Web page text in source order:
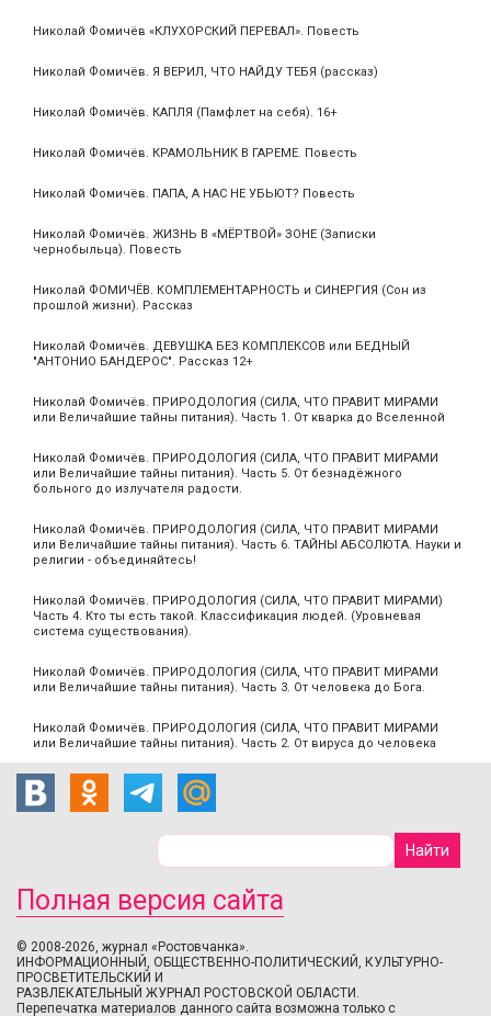
Николай Фомичёв «КЛУХОРСКИЙ ПЕРЕВАЛ». Повесть
Николай Фомичёв. Я ВЕРИЛ, ЧТО НАЙДУ ТЕБЯ (рассказ)
Николай Фомичёв. КАПЛЯ (Памфлет на себя). 16+
Николай Фомичёв. КРАМОЛЬНИК В ГАРЕМЕ. Повесть
Николай Фомичёв. ПАПА, А НАС НЕ УБЬЮТ? Повесть
Николай Фомичёв. ЖИЗНЬ В «МЁРТВОЙ» ЗОНЕ (Записки
чернобыльца). Повесть
Николай ФОМИЧЁВ. КОМПЛЕМЕНТАРНОСТЬ и СИНЕРГИЯ (Сон из
прошлой жизни). Рассказ
Николай Фомичёв. ДЕВУШКА БЕЗ КОМПЛЕКСОВ или БЕДНЫЙ
"АНТОНИО БАНДЕРОС". Рассказ 12+
Николай Фомичёв. ПРИРОДОЛОГИЯ (СИЛА, ЧТО ПРАВИТ МИРАМИ
или Величайшие тайны питания). Часть 1. От кварка до Вселенной
Николай Фомичёв. ПРИРОДОЛОГИЯ (СИЛА, ЧТО ПРАВИТ МИРАМИ
или Величайшие тайны питания). Часть 5. От безнадёжного
больного до излучателя радости.
Николай Фомичёв. ПРИРОДОЛОГИЯ (СИЛА, ЧТО ПРАВИТ МИРАМИ
или Величайшие тайны питания). Часть 6. ТАЙНЫ АБСОЛЮТА. Науки и
религии - объединяйтесь!
Николай Фомичёв. ПРИРОДОЛОГИЯ (СИЛА, ЧТО ПРАВИТ МИРАМИ)
Часть 4. Кто ты есть такой. Классификация людей. (Уровневая
система существования).
Николай Фомичёв. ПРИРОДОЛОГИЯ (СИЛА, ЧТО ПРАВИТ МИРАМИ
или Величайшие тайны питания). Часть 3. От человека до Бога.
Николай Фомичёв. ПРИРОДОЛОГИЯ (СИЛА, ЧТО ПРАВИТ МИРАМИ
или Величайшие тайны питания). Часть 2. От вируса до человека
Полная версия сайта
© 2008-2026, журнал «Ростовчанка».
ИНФОРМАЦИОННЫЙ, ОБЩЕСТВЕННО-ПОЛИТИЧЕСКИЙ, КУЛЬТУРНО-
ПРОСВЕТИТЕЛЬСКИЙ И
РАЗВЛЕКАТЕЛЬНЫЙ ЖУРНАЛ РОСТОВСКОЙ ОБЛАСТИ.
Перепечатка материалов данного сайта возможна только с